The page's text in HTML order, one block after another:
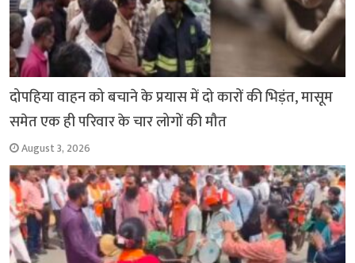
दोपहिया वाहन को बचाने के प्रयास में दो कारों की भिड़ंत, मासूम
समेत एक ही परिवार के चार लोगों की मौत
August 3, 2026